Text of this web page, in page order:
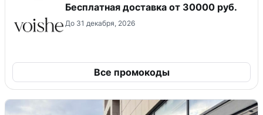
Бесплатная доставка от 30000 руб.
До 31 декабря, 2026
Все промокоды